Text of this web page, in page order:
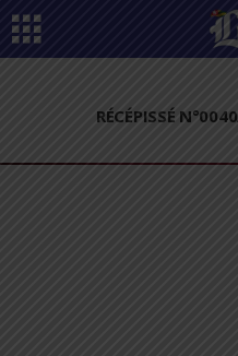
RÉCÉPISSÉ